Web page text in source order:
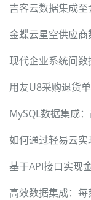
吉客云数据集成
金蝶云星空供应
现代企业系统间
用友U8采购退货
MySQL数据集成
基于API接口实现
高效数据集成：